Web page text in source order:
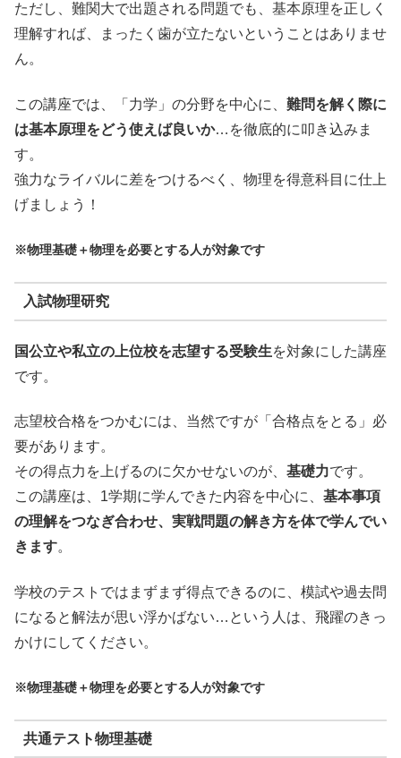
ただし、難関大で出題される問題でも、基本原理を正しく
理解すれば、まったく歯が立たないということはありませ
ん。
この講座では、「力学」の分野を中心に、 難問を解く際に
は基本原理をどう使えば良いか…を徹底的に叩き込みま
す。
強力なライバルに差をつけるべく、物理を得意科目に仕上
げましょう！
※物理基礎＋物理を必要とする人が対象です
入試物理研究
国公立や私立の上位校を志望する受験生を対象にした講座
です。
志望校合格をつかむには、当然ですが「合格点をとる」必
要があります。
その得点力を上げるのに欠かせないのが、 基礎力です。
この講座は、1学期に学んできた内容を中心に、 基本事項
の理解をつなぎ合わせ、実戦問題の解き方を体で学んでい
きます。
学校のテストではまずまず得点できるのに、模試や過去問
になると解法が思い浮かばない…という人は、飛躍のきっ
かけにしてください。
※物理基礎＋物理を必要とする人が対象です
共通テスト物理基礎